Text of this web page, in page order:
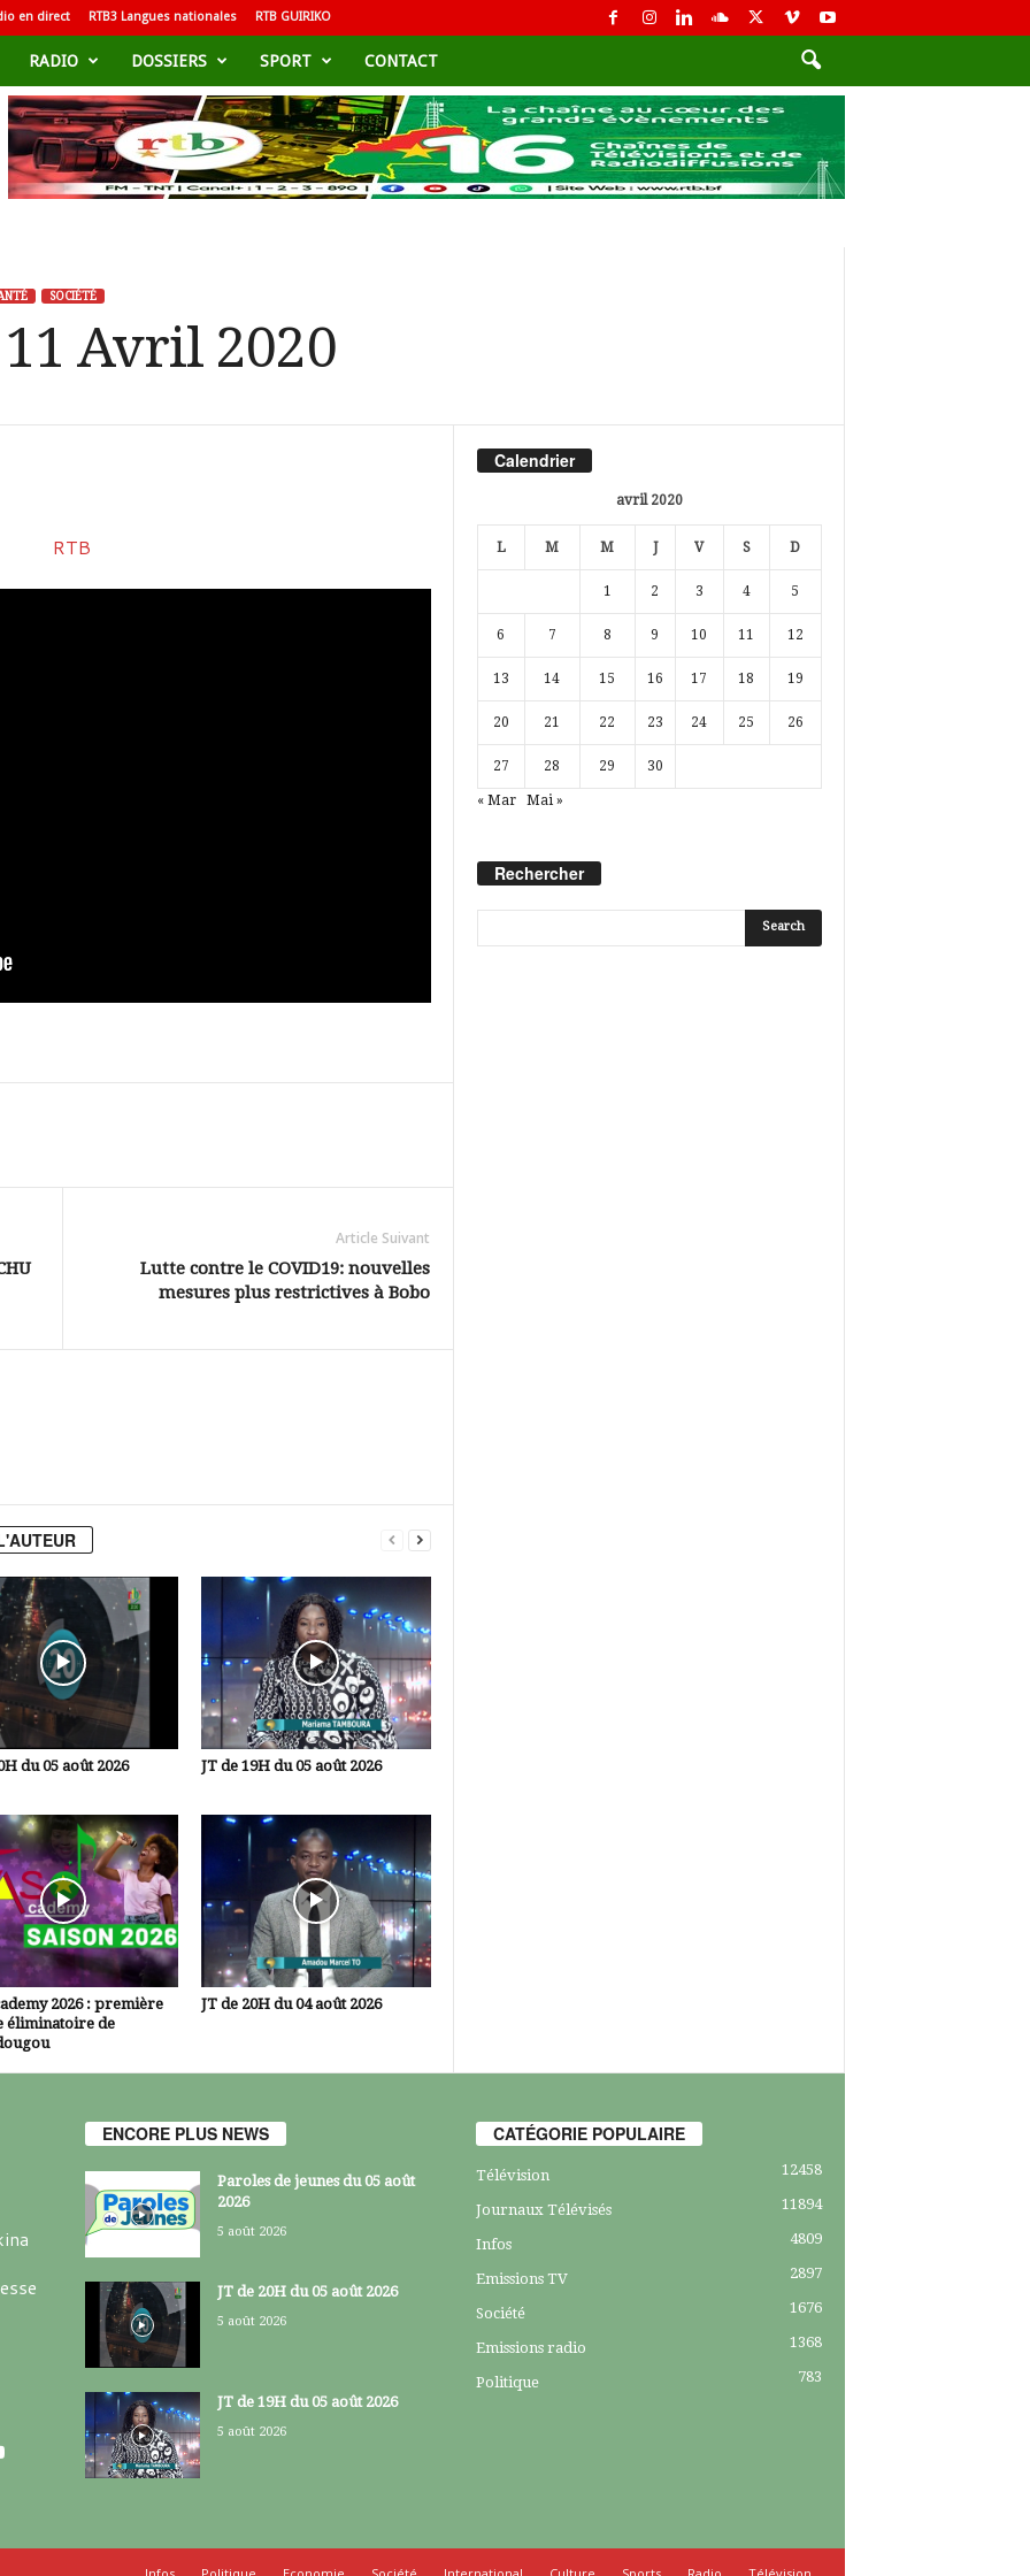
en direct RTB3 Langues nationales RTB GUIRIKO
RADIO DOSSIERS SPORT CONTACT
SOCIÉTÉ
Avril 2020
Article Suivant
Lutte contre le COVID19: nouvelles
mesures plus restrictives à Bobo
du 05 août 2026 JT de 19H du 05 août 2026
2026 : première
éliminatoire de
JT de 20H du 04 août 2026
Calendrier
avril 2020
L M M J V S D
1 2 3 4 5
6 7 8 9 10 11 12
13 14 15 16 17 18 19
20 21 22 23 24 25 26
27 28 29 30
« Mar Mai »
Rechercher
ENCORE PLUS NEWS
Paroles de jeunes du 05 août
2026
5 août 2026
JT de 20H du 05 août 2026
5 août 2026
JT de 19H du 05 août 2026
5 août 2026
CATÉGORIE POPULAIRE
Télévision 12458
Journaux Télévisés 11894
Infos 4809
Emissions TV 2897
Société 1676
Emissions radio 1368
Politique 783